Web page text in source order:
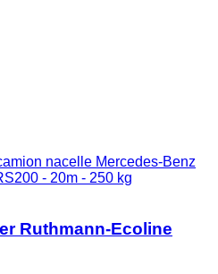
nacelle Mercedes-Benz
- 20m - 250 kg
Ruthmann-Ecoline